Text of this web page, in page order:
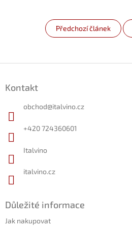
Předchozí článek
Kontakt
obchod@italvino.cz
+420 724360601
Italvino
italvino.cz
Důležité informace
Jak nakupovat